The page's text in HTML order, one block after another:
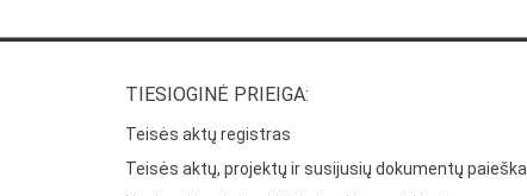
TIESIOGINĖ PRIEIGA:
Teisės aktų registras
Teisės aktų, projektų ir susijusių dokumentų paieška